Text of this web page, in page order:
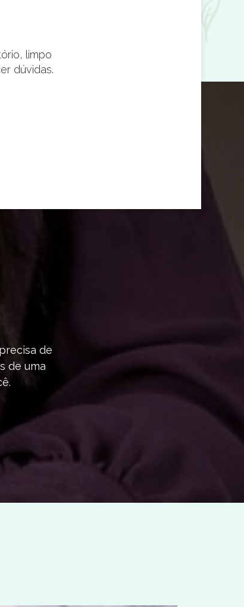
limpo
dúvidas.
de
de uma